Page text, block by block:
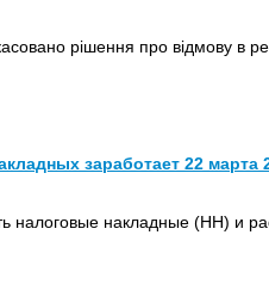
рішення про відмову в
заработает 22 марта
налоговые накладные (НН) и